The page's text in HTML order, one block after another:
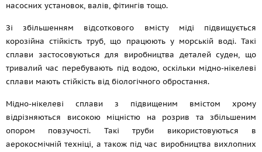
насосних установок, валів, фітингів тощо.
Зі збільшенням відсоткового вмісту міді підвищується
корозійна стійкість труб, що працюють у морській воді. Такі
сплави застосовуються для виробництва деталей суден, що
тривалий час перебувають під водою, оскільки мідно-нікелеві
сплави мають стійкість від біологічного обростання.
Мідно-нікелеві сплави з підвищеним вмістом хрому
відрізняються високою міцністю на розрив та збільшеним
опором повзучості. Такі труби використовуються в
аерокосмічній техніці, а також під час виробництва вихлопних